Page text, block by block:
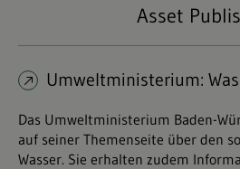
Asset
Umweltministerium:
Das Umweltministerium Baden-
auf seiner Themenseite über den
Wasser. Sie erhalten zudem